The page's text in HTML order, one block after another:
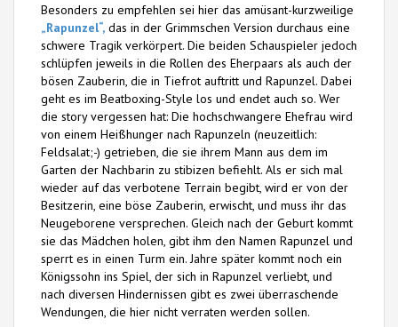
Besonders zu empfehlen sei hier das amüsant-kurzweilige
„Rapunzel“, das in der Grimmschen Version durchaus eine
schwere Tragik verkörpert. Die beiden Schauspieler jedoch
schlüpfen jeweils in die Rollen des Eherpaars als auch der
bösen Zauberin, die in Tiefrot auftritt und Rapunzel. Dabei
geht es im Beatboxing-Style los und endet auch so. Wer
die story vergessen hat: Die hochschwangere Ehefrau wird
von einem Heißhunger nach Rapunzeln (neuzeitlich:
Feldsalat;-) getrieben, die sie ihrem Mann aus dem im
Garten der Nachbarin zu stibizen befiehlt. Als er sich mal
wieder auf das verbotene Terrain begibt, wird er von der
Besitzerin, eine böse Zauberin, erwischt, und muss ihr das
Neugeborene versprechen. Gleich nach der Geburt kommt
sie das Mädchen holen, gibt ihm den Namen Rapunzel und
sperrt es in einen Turm ein. Jahre später kommt noch ein
Königssohn ins Spiel, der sich in Rapunzel verliebt, und
nach diversen Hindernissen gibt es zwei überraschende
Wendungen, die hier nicht verraten werden sollen.